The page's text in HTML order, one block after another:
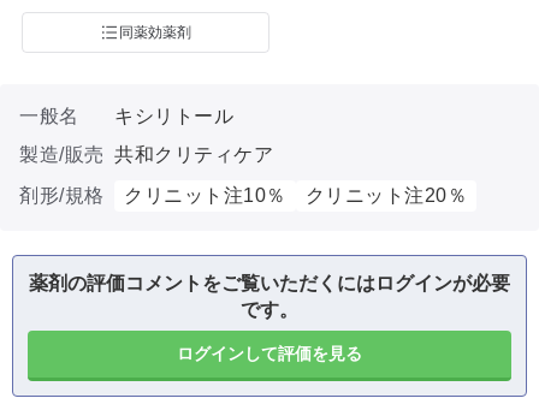
同薬効薬剤
一般名
キシリトール
製造/販売 共和クリティケア
剤形/規格
クリニット注10％ クリニット注20％
薬剤の評価コメントをご覧いただくにはログインが必要
です。
ログインして評価を見る